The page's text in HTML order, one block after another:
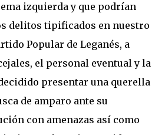
izquierda y que podrían
delitos tipificados en nuestro
Popular de Leganés, a
el personal eventual y la
presentar una querella
de amparo ante su
con amenazas así como